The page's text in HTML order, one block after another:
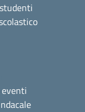
eventi